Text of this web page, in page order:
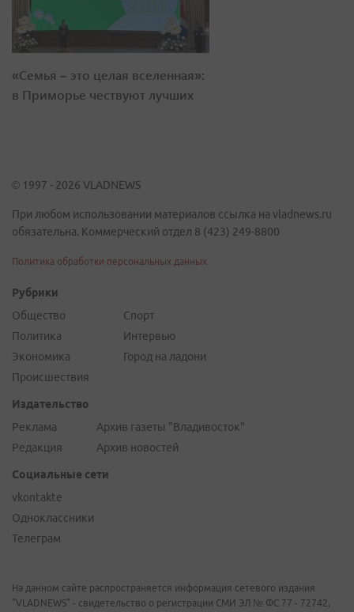
«Семья – это целая вселенная»:
в Приморье чествуют лучших
© 1997 - 2026 VLADNEWS
При любом использовании материалов ссылка на vladnews.ru
обязательна. Коммерческий отдел 8 (423) 249-8800
Политика обработки персональных данных
Рубрики
Общество
Политика
Экономика
Происшествия
Спорт
Интервью
Город на ладони
Издательство
Реклама
Редакция
Архив газеты "Владивосток"
Архив новостей
Социальные сети
vkontakte
Одноклассники
Телеграм
На данном сайте распространяется информация сетевого издания
"VLADNEWS" - свидетельство о регистрации СМИ ЭЛ № ФС 77 - 72742,